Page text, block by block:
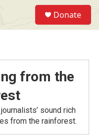
Donate
from the
sound rich
from the rainforest.